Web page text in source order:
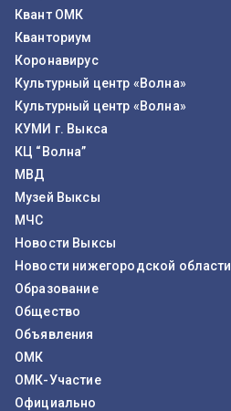
Квант ОМК
Кванториум
Коронавирус
Культурный центр «Волна»
Культурный центр «Волна»
КУМИ г. Выкса
КЦ “Волна”
МВД
Музей Выксы
МЧС
Новости Выксы
Новости нижегородской области
Образование
Общество
Объявления
ОМК
ОМК-Участие
Официально